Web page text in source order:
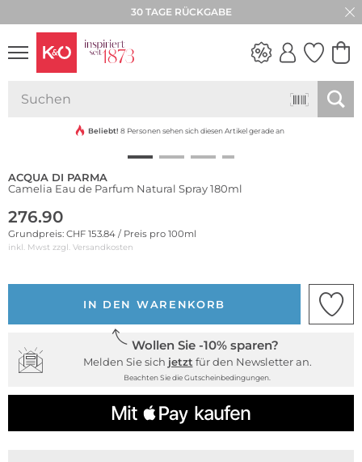
30 TAGE RÜCKGABE
VIBES
Beliebt! 8 Personen sehen sich diesen Artikel gerade an
ACQUA DI PARMA
Camelia Eau de Parfum Natural Spray 180ml
276.90
Grundpreis: CHF 153.84 / Preis pro 100ml
inkl. Mwst zzgl. Versandkosten
IN DEN WARENKORB
Wollen Sie -10% sparen?
Melden Sie sich jetzt für den Newsletter an.
Beachten Sie die Gutscheinbedingungen.